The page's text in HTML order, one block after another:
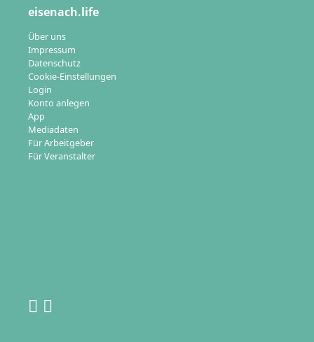
eisenach.life
Über uns
Impressum
Datenschutz
Cookie-Einstellungen
Login
Konto anlegen
App
Mediadaten
Für Arbeitgeber
Für Veranstalter